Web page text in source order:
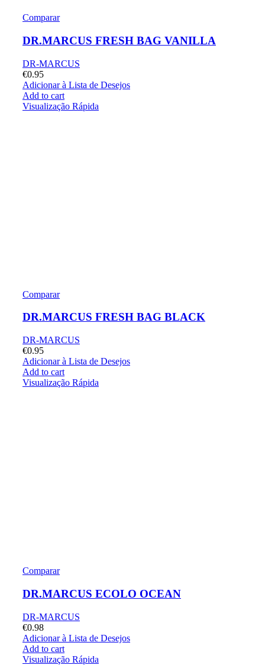
Comparar
DR.MARCUS FRESH BAG VANILLA
DR-MARCUS
€0.95
Adicionar à Lista de Desejos
Add to cart
Visualização Rápida
Comparar
DR.MARCUS FRESH BAG BLACK
DR-MARCUS
€0.95
Adicionar à Lista de Desejos
Add to cart
Visualização Rápida
Comparar
DR.MARCUS ECOLO OCEAN
DR-MARCUS
€0.98
Adicionar à Lista de Desejos
Add to cart
Visualização Rápida